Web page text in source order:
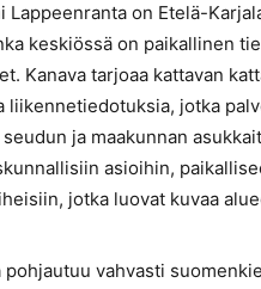
Lappeenranta on Etelä-
keskiössä on paikallinen
Kanava tarjoaa kattavan
liikennetiedotuksia, jotka
ja maakunnan
asioihin,
jotka luovat kuvaa
vahvasti